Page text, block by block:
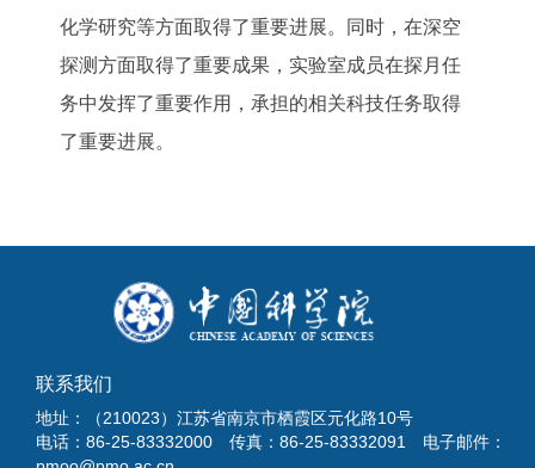
化学研究等方面取得了重要进展。同时，在深空
探测方面取得了重要成果，实验室成员在探月任
务中发挥了重要作用，承担的相关科技任务取得
了重要进展。
联系我们
地址：（210023）江苏省南京市栖霞区元化路10号
电话：86-25-83332000 传真：86-25-83332091 电子邮件：